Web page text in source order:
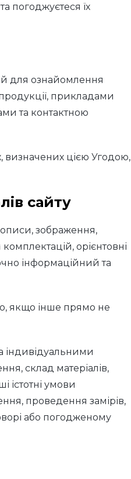
погоджуєтеся їх
для ознайомлення
прикладами
та контактною
визначених цією Угодою,
сайту
зображення,
комплектацій, орієнтовні
інформаційний та
якщо інше прямо не
індивідуальними
склад матеріалів,
істотні умови
проведення замірів,
або погодженому